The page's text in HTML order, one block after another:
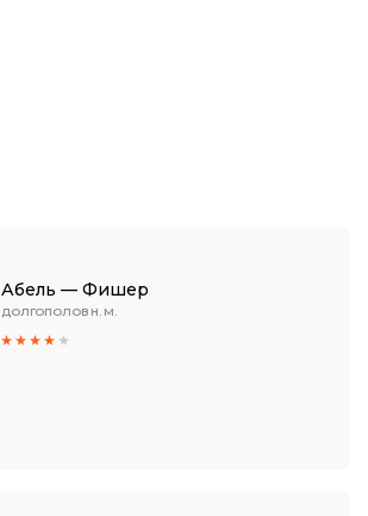
Абель — Фишер
ДОЛГОПОЛОВ Н. М.